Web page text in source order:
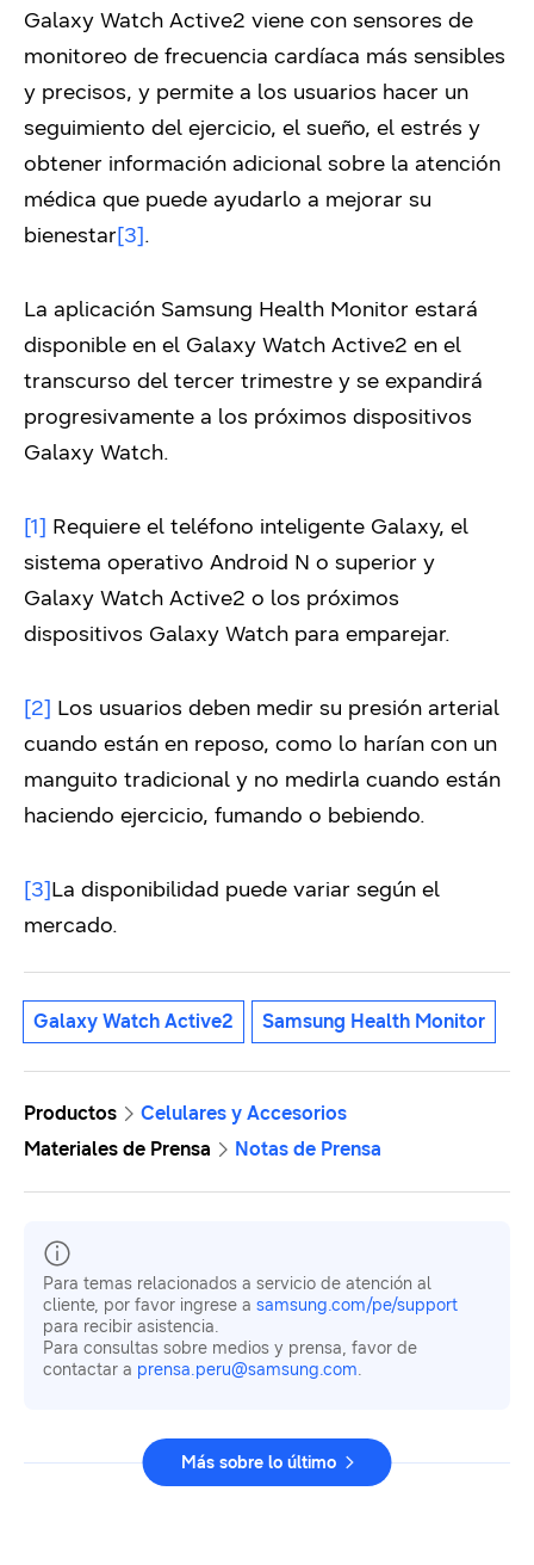
Galaxy Watch Active2 viene con sensores de
monitoreo de frecuencia cardíaca más sensibles
y precisos, y permite a los usuarios hacer un
seguimiento del ejercicio, el sueño, el estrés y
obtener información adicional sobre la atención
médica que puede ayudarlo a mejorar su
bienestar[3].
La aplicación Samsung Health Monitor estará
disponible en el Galaxy Watch Active2 en el
transcurso del tercer trimestre y se expandirá
progresivamente a los próximos dispositivos
Galaxy Watch.
[1] Requiere el teléfono inteligente Galaxy, el
sistema operativo Android N o superior y
Galaxy Watch Active2 o los próximos
dispositivos Galaxy Watch para emparejar.
[2] Los usuarios deben medir su presión arterial
cuando están en reposo, como lo harían con un
manguito tradicional y no medirla cuando están
haciendo ejercicio, fumando o bebiendo.
[3]La disponibilidad puede variar según el
mercado.
Galaxy Watch Active2 Samsung Health Monitor
Productos
Celulares y Accesorios
Materiales de Prensa
Notas de Prensa
Para temas relacionados a servicio de atención al
cliente, por favor ingrese a samsung.com/pe/support
para recibir asistencia.
Para consultas sobre medios y prensa, favor de
contactar a prensa.peru@samsung.com.
Más sobre lo último